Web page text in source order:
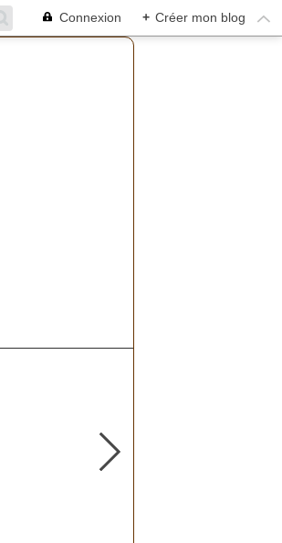
Connexion + Créer mon blog